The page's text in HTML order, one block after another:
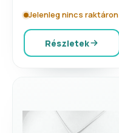
Jelenleg nincs raktáron
Részletek